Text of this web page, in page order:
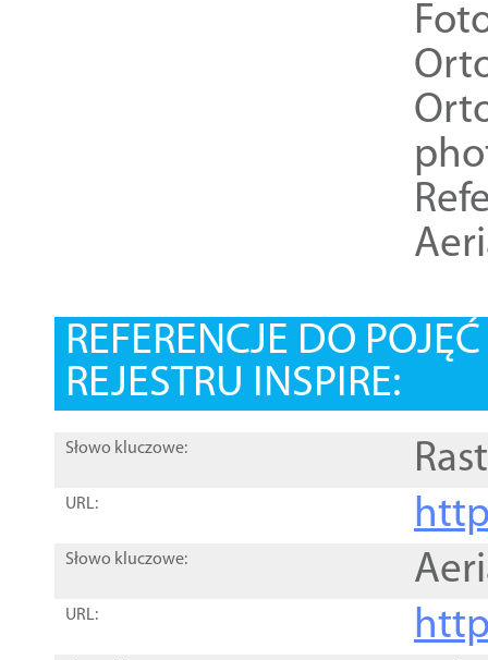
REFERENCJE DO
REJESTRU INSPIRE:
Słowo kluczowe:
URL:
Słowo kluczowe:
URL: